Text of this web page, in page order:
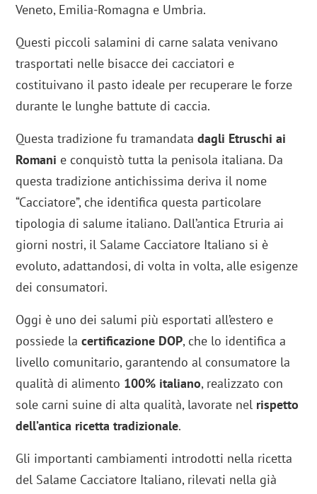
Veneto, Emilia-Romagna e Umbria.
Questi piccoli salamini di carne salata venivano
trasportati nelle bisacce dei cacciatori e
costituivano il pasto ideale per recuperare le forze
durante le lunghe battute di caccia.
Questa tradizione fu tramandatadagli Etruschi ai
Romani e conquistò tutta la penisola italiana. Da
questa tradizione antichissima deriva il nome
“Cacciatore”, che identifica questa particolare
tipologia di salume italiano. Dall’antica Etruria ai
giorni nostri, il Salame Cacciatore Italiano si è
evoluto, adattandosi, di volta in volta, alle esigenze
dei consumatori.
Oggi è uno dei salumi più esportati all’estero e
possiede la certificazione DOP, che lo identifica a
livello comunitario, garantendo al consumatore la
qualità di alimento 100% italiano, realizzato con
sole carni suine di alta qualità, lavorate nel rispetto
dell’antica ricetta tradizionale.
Gli importanti cambiamenti introdotti nella ricetta
del Salame Cacciatore Italiano, rilevati nella già